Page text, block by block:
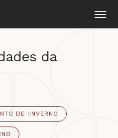
da
DE IINVERNO